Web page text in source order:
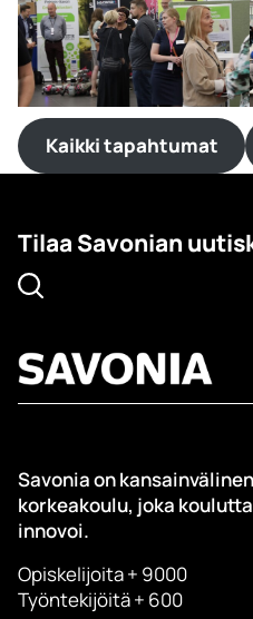
Kaikki tapahtumat
Tilaa Savonian
Savonia on
korkeakoulu, joka
innovoi.
Opiskelijoita + 9000
Työntekijöitä + 600